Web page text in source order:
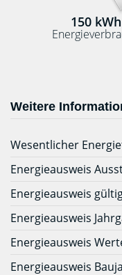
150
Weitere
Wesentlicher
Energieausweis
Energieausweis
Energieausweis
Energieausweis
Energieausweis